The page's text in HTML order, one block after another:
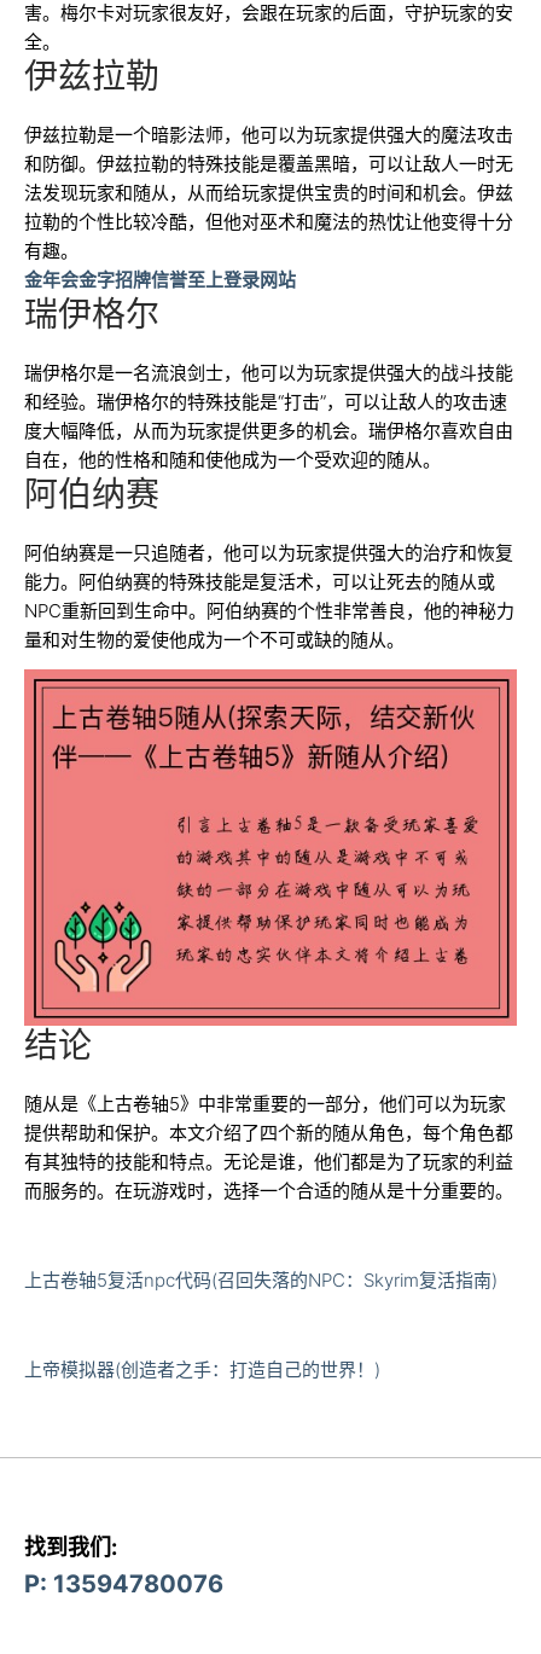
害。梅尔卡对玩家很友好，会跟在玩家的后面，守护玩家的安
全。
伊兹拉勒
伊兹拉勒是一个暗影法师，他可以为玩家提供强大的魔法攻击
和防御。伊兹拉勒的特殊技能是覆盖黑暗，可以让敌人一时无
法发现玩家和随从，从而给玩家提供宝贵的时间和机会。伊兹
拉勒的个性比较冷酷，但他对巫术和魔法的热忱让他变得十分
有趣。
金年会金字招牌信誉至上登录网站
瑞伊格尔
瑞伊格尔是一名流浪剑士，他可以为玩家提供强大的战斗技能
和经验。瑞伊格尔的特殊技能是“打击”，可以让敌人的攻击速
度大幅降低，从而为玩家提供更多的机会。瑞伊格尔喜欢自由
自在，他的性格和随和使他成为一个受欢迎的随从。
阿伯纳赛
阿伯纳赛是一只追随者，他可以为玩家提供强大的治疗和恢复
能力。阿伯纳赛的特殊技能是复活术，可以让死去的随从或
NPC重新回到生命中。阿伯纳赛的个性非常善良，他的神秘力
量和对生物的爱使他成为一个不可或缺的随从。
结论
随从是《上古卷轴5》中非常重要的一部分，他们可以为玩家
提供帮助和保护。本文介绍了四个新的随从角色，每个角色都
有其独特的技能和特点。无论是谁，他们都是为了玩家的利益
而服务的。在玩游戏时，选择一个合适的随从是十分重要的。
上古卷轴5复活npc代码(召回失落的NPC：Skyrim复活指南)
上帝模拟器(创造者之手：打造自己的世界！)
找到我们:
P: 13594780076